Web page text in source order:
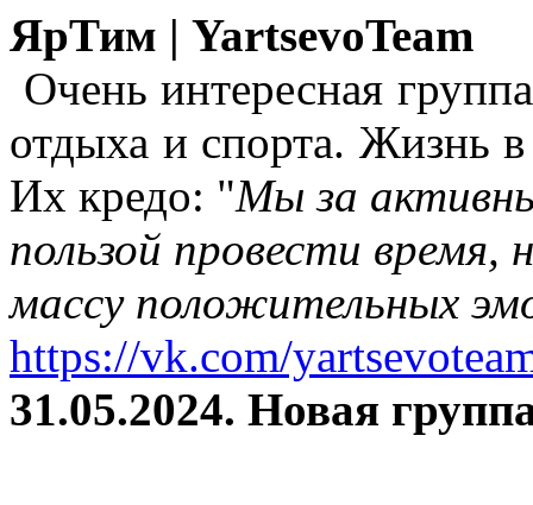
ЯрТим | YartsevoTeam
Очень интересная
отдыха и спорта. Жизнь
Их кредо: "Мы за
пользой провести время,
массу положительных
https://vk.com/
31.05.2024. Новая